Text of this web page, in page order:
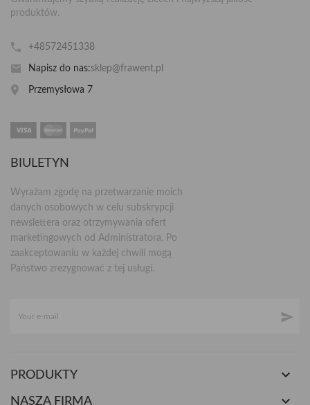
produktów.
+48572451338
Napisz do nas:sklep@frawent.pl
Przemysłowa 7
BIULETYN
Wyrażam zgodę na przetwarzanie moich
danych osobowych w celu subskrypcji
newslettera oraz otrzymywania ofert
marketingowych od Administratora. Po
zaakceptowaniu w każdej chwili mogą
Państwo zrezygnować z tej usługi.

PRODUKTY 
NASZA FIRMA 